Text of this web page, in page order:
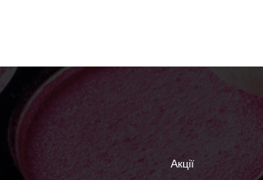
Акції